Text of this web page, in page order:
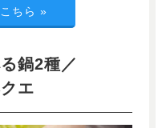
ちら »
鍋2種／
エ